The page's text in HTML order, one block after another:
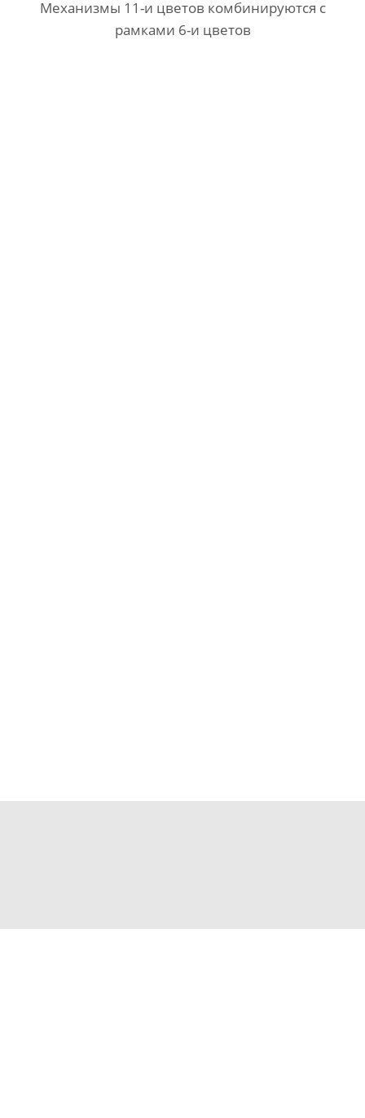
Механизмы 11-и цветов комбинируются с
рамками 6-и цветов